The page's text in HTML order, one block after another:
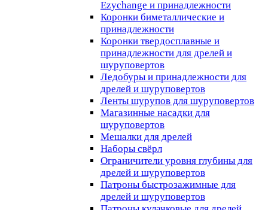
Ezychange и принадлежности
Коронки биметаллические и
принадлежности
Коронки твердосплавные и
принадлежности для дрелей и
шуруповертов
Ледобуры и принадлежности для
дрелей и шуруповертов
Ленты шурупов для шуруповертов
Магазинные насадки для
шуруповертов
Мешалки для дрелей
Наборы свёрл
Ограничители уровня глубины для
дрелей и шуруповертов
Патроны быстрозажимные для
дрелей и шуруповертов